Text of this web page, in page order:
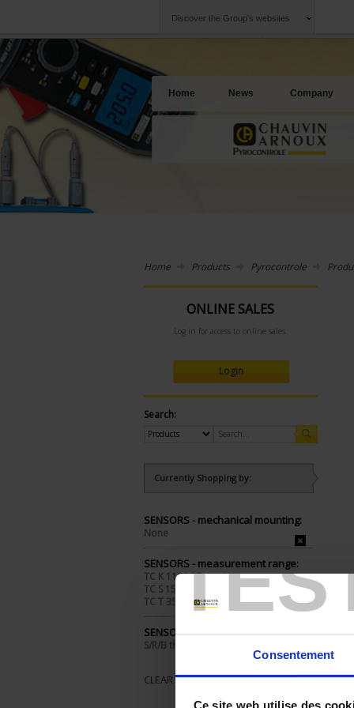
Consentement
Ce site web utilise des
Discover the Group's websites
Home News Company
Home Products Pyrocontrole
ONLINE SALES
Log in for access to online sales.
Login
Search:
Currently Shopping by:
SENSORS - mechanical mounting:
None
SENSORS - measurement range:
TC K 1100 °C maxi
TC S 1500 °C maxi
TC T 350 °C maxi
SENSORS - I/O type:
S/R/B thermocouple
CLEAR ALL